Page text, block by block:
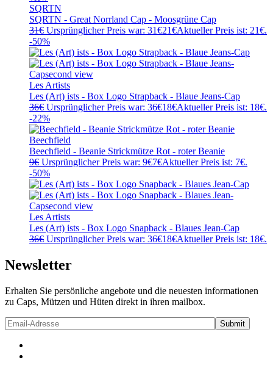
SQRTN
SQRTN - Great Norrland Cap - Moosgrüne Cap
31€ Ursprünglicher Preis war: 31€21€Aktueller Preis ist: 21€.
-50%
Les Artists
Les (Art) ists - Box Logo Strapback - Blaue Jeans-Cap
36€ Ursprünglicher Preis war: 36€18€Aktueller Preis ist: 18€.
-22%
Beechfield
Beechfield - Beanie Strickmütze Rot - roter Beanie
9€ Ursprünglicher Preis war: 9€7€Aktueller Preis ist: 7€.
-50%
Les Artists
Les (Art) ists - Box Logo Snapback - Blaues Jean-Cap
36€ Ursprünglicher Preis war: 36€18€Aktueller Preis ist: 18€.
Newsletter
Erhalten Sie persönliche angebote und die neuesten informationen
zu Caps, Mützen und Hüten direkt in ihren mailbox.